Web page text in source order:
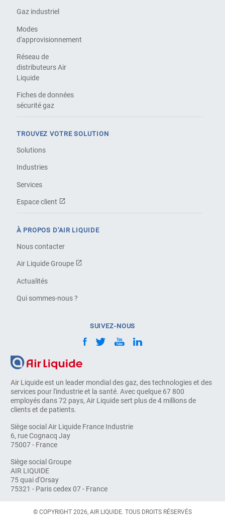
Air Liquide est un leader mondial des gaz, des technologies et des
services pour l'industrie et la santé. Avec quelque 67 800
employés dans 72 pays, Air Liquide sert plus de 4 millions de
clients et de patients.
Siège social Air Liquide France Industrie
6, rue Cognacq Jay
75007 - France
Siège social Groupe
AIR LIQUIDE
75 quai d'Orsay
75321 - Paris cedex 07 - France
Gaz industriel
Modes
d'approvisionnement
Réseau de
distributeurs Air
Liquide
Fiches de données
sécurité gaz
TROUVEZ VOTRE SOLUTION
Solutions
Industries
Services
Espace client
À PROPOS D'AIR LIQUIDE
Nous contacter
Air Liquide Groupe
Actualités
Qui sommes-nous ?
SUIVEZ-NOUS
© COPYRIGHT 2026, AIR LIQUIDE. TOUS DROITS RÉSERVÉS